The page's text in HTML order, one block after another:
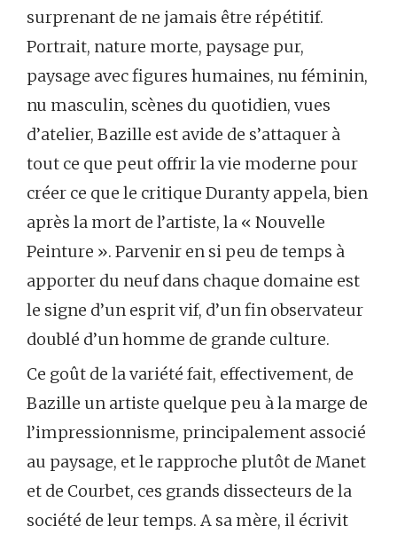
surprenant de ne jamais être répétitif.
Portrait, nature morte, paysage pur,
paysage avec figures humaines, nu féminin,
nu masculin, scènes du quotidien, vues
d’atelier, Bazille est avide de s’attaquer à
tout ce que peut offrir la vie moderne pour
créer ce que le critique Duranty appela, bien
après la mort de l’artiste, la « Nouvelle
Peinture ». Parvenir en si peu de temps à
apporter du neuf dans chaque domaine est
le signe d’un esprit vif, d’un fin observateur
doublé d’un homme de grande culture.
Ce goût de la variété fait, effectivement, de
Bazille un artiste quelque peu à la marge de
l’impressionnisme, principalement associé
au paysage, et le rapproche plutôt de Manet
et de Courbet, ces grands dissecteurs de la
société de leur temps. A sa mère, il écrivit